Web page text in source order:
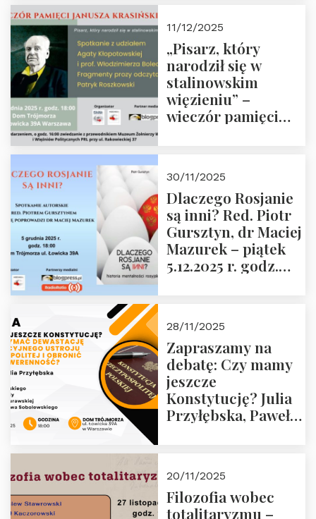
11/12/2025
„Pisarz, który
narodził się w
stalinowskim
więzieniu” –
wieczór pamięci
zwiedzanie
Muzeum Żołnierzy
Wyklętych i
Więźniów
Politycznych PRL o
godz. 16:00 – 19
30/11/2025
Dlaczego Rosjanie
są inni? Red. Piotr
Gursztyn, dr Maciej
Mazurek – piątek
5.12.2025 r. godz.
28/11/2025
Zapraszamy na
debatę: Czy mamy
jeszcze
Konstytucję? Julia
Przyłębska, Paweł
Przemysław
Sobolewski – 4
20/11/2025
Filozofia wobec
totalitaryzmu –